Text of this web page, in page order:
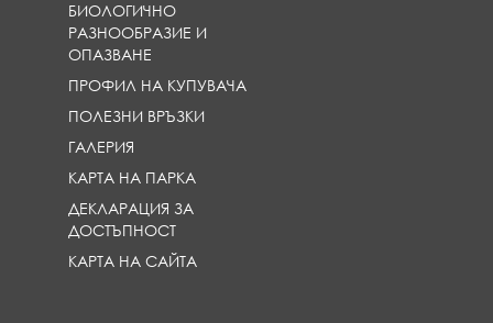
БИОЛОГИЧНО
РАЗНООБРАЗИЕ И
ОПАЗВАНЕ
ПРОФИЛ НА КУПУВАЧА
ПОЛЕЗНИ ВРЪЗКИ
ГАЛЕРИЯ
КАРТА НА ПАРКА
ДЕКЛАРАЦИЯ ЗА
ДОСТЪПНОСТ
КАРТА НА САЙТА